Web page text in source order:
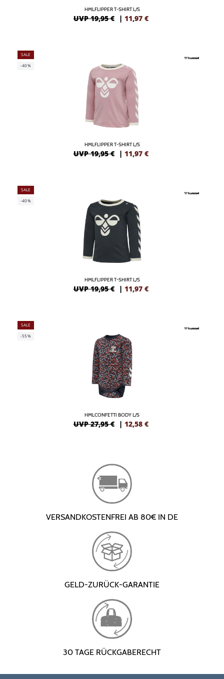
HMLFLIPPER T-SHIRT L/S
UVP 19,95 € | 11,97 €
SALE
-40%
HMLFLIPPER T-SHIRT L/S
UVP 19,95 € | 11,97 €
SALE
-40%
HMLFLIPPER T-SHIRT L/S
UVP 19,95 € | 11,97 €
SALE
-55%
HMLCONFETTI BODY L/S
UVP 27,95 € | 12,58 €
VERSANDKOSTENFREI AB 80€ IN DE
GELD-ZURÜCK-GARANTIE
30 TAGE RÜCKGABERECHT